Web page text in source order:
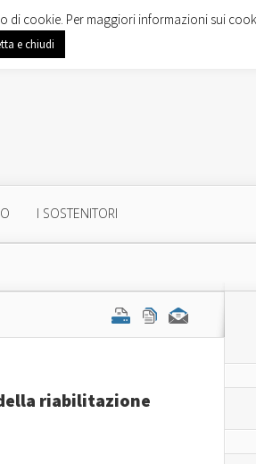
I SOSTENITORI
riabilitazione
cookie. Per maggiori informazioni sui
e chiudi